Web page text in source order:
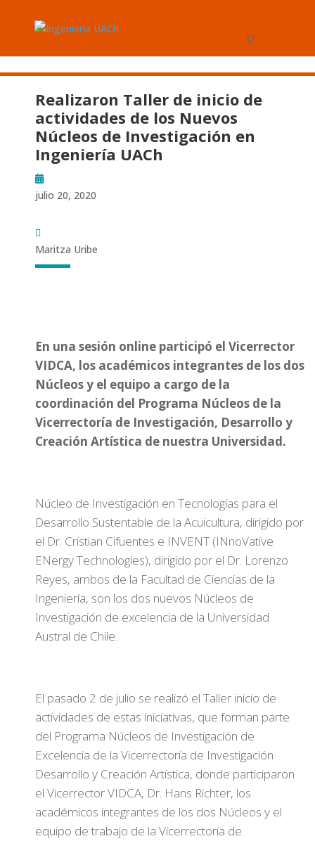
Realizaron Taller de inicio de
actividades de los Nuevos
Núcleos de Investigación en
Ingeniería UACh
julio 20, 2020
Maritza Uribe
En una sesión online participó el Vicerrector
VIDCA, los académicos integrantes de los dos
Núcleos y el equipo a cargo de la
coordinación del Programa Núcleos de la
Vicerrectoría de Investigación, Desarrollo y
Creación Artística de nuestra Universidad.
Núcleo de Investigación en Tecnologías para el
Desarrollo Sustentable de la Acuicultura, dirigido por
el Dr. Cristian Cifuentes e INVENT (INnoVative
ENergy Technologies), dirigido por el Dr. Lorenzo
Reyes, ambos de la Facultad de Ciencias de la
Ingeniería, son los dos nuevos Núcleos de
Investigación de excelencia de la Universidad
Austral de Chile.
El pasado 2 de julio se realizó el Taller inicio de
actividades de estas iniciativas, que forman parte
del Programa Núcleos de Investigación de
Excelencia de la Vicerrectoría de Investigación
Desarrollo y Creación Artística, donde participaron
el Vicerrector VIDCA, Dr. Hans Richter, los
académicos integrantes de los dos Núcleos y el
equipo de trabajo de la Vicerrectoría de